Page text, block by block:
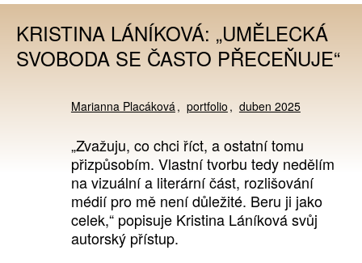
KRISTINA LÁNÍKOVÁ: „UMĚLECKÁ
SVOBODA SE ČASTO PŘECEŇUJE“
Marianna Placáková portfolio duben 2025
„Zvažuju, co chci říct, a ostatní tomu
přizpůsobím. Vlastní tvorbu tedy nedělím
na vizuální a literární část, rozlišování
médií pro mě není důležité. Beru ji jako
celek,“ popisuje Kristina Láníková svůj
autorský přístup.